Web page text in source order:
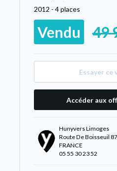
2012 - 4 places
Vendu 49
Essayer ce
Accéder aux
Hunyvers Limoges
Route De Boisseuil
FRANCE
05 55 30 23 52